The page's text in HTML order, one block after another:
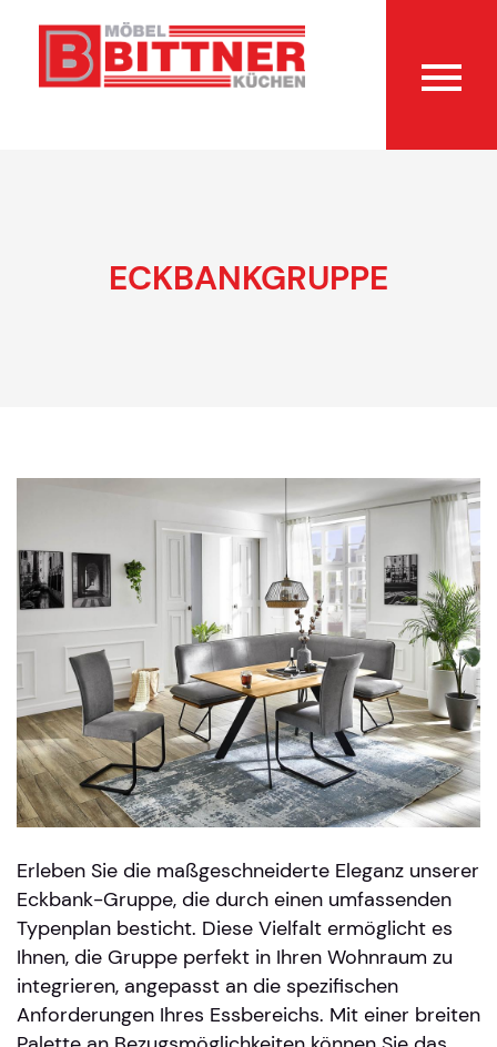
ECKBANKGRUPPE
Erleben Sie die maßgeschneiderte Eleganz unserer
Eckbank-Gruppe, die durch einen umfassenden
Typenplan besticht. Diese Vielfalt ermöglicht es
Ihnen, die Gruppe perfekt in Ihren Wohnraum zu
integrieren, angepasst an die spezifischen
Anforderungen Ihres Essbereichs. Mit einer breiten